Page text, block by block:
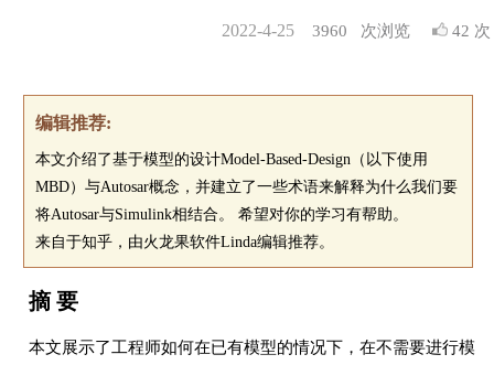
3960 次浏览 42 次
2022-4-25
编辑推荐:
本文介绍了基于模型的设计Model-Based-Design（以下使用
MBD）与Autosar概念，并建立了一些术语来解释为什么我们要
将Autosar与Simulink相结合。 希望对你的学习有帮助。
来自于知乎，由火龙果软件Linda编辑推荐。
摘 要
本文展示了工程师如何在已有模型的情况下，在不需要进行模